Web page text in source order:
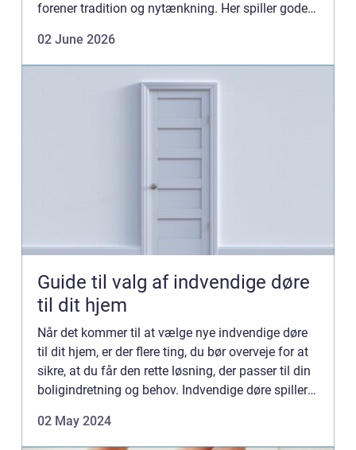
forener tradition og nytænkning. Her spiller gode
sammen, så du får en...
02 June 2026
Guide til valg af indvendige døre
til dit hjem
Når det kommer til at vælge nye indvendige døre
til dit hjem, er der flere ting, du bør overveje for at
sikre, at du får den rette løsning, der passer til din
boligindretning og behov. Indvendige døre spiller
02 May 2024